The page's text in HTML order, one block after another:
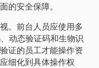
的安全保障。
。前台人员应使用多
动态验证码和生物识
证的员工才能操作资
细化到具体操作权